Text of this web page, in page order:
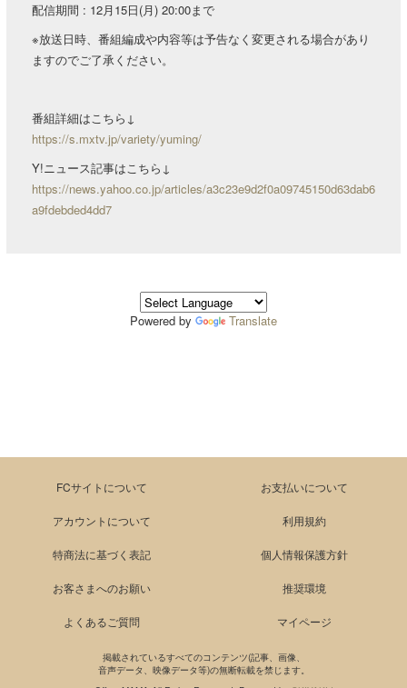
配信期間 : 12月15日(月) 20:00まで
※放送日時、番組編成や内容等は予告なく変更される場合があり
ますのでご了承ください。
番組詳細はこちら↓
https://s.mxtv.jp/variety/yuming/
Y!ニュース記事はこちら↓
https://news.yahoo.co.jp/articles/a3c23e9d2f0a09745150d63dab6
a9fdebded4dd7
Powered by Translate
FCサイトについて お支払いについて
アカウントについて 利用規約
特商法に基づく表記 個人情報保護方針
お客さまへのお願い 推奨環境
よくあるご質問 マイページ
掲載されているすべてのコンテンツ(記事、画像、
音声データ、映像データ等)の無断転載を禁じます。